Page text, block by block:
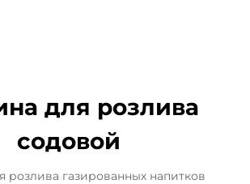
для розлива
содовой
розлива газированных напитков